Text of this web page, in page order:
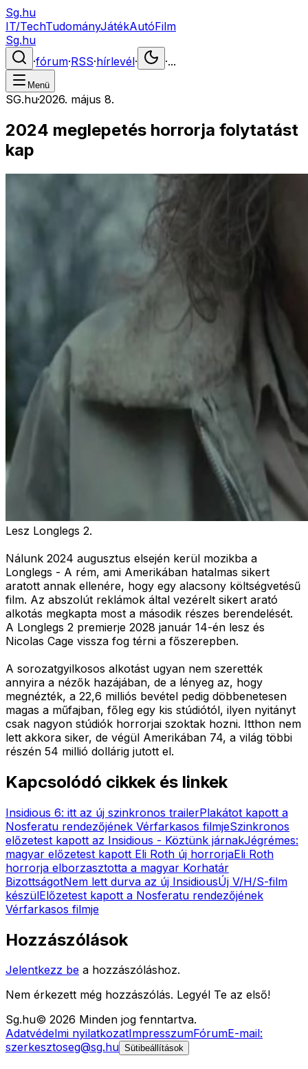
Sg.hu
IT/TechTudományJátékAutóFilm
Sg.hu
·fórum·RSS·hírlevél· ·...
Menü
SG.hu·2026. május 8.
2024 meglepetés horrorja folytatást
kap
Lesz Longlegs 2.
Nálunk 2024 augusztus elsején kerül mozikba a
Longlegs - A rém, ami Amerikában hatalmas sikert
aratott annak ellenére, hogy egy alacsony költségvetésű
film. Az abszolút reklámok által vezérelt sikert arató
alkotás megkapta most a második részes berendelését.
A Longlegs 2 premierje 2028 január 14-én lesz és
Nicolas Cage vissza fog térni a főszerepben.
A sorozatgyilkosos alkotást ugyan nem szerették
annyira a nézők hazájában, de a lényeg az, hogy
megnézték, a 22,6 milliós bevétel pedig döbbenetesen
magas a műfajban, főleg egy kis stúdiótól, ilyen nyitányt
csak nagyon stúdiók horrorjai szoktak hozni. Itthon nem
lett akkora siker, de végül Amerikában 74, a világ többi
részén 54 millió dollárig jutott el.
Kapcsolódó cikkek és linkek
Insidious 6: itt az új szinkronos trailerPlakátot kapott a
Nosferatu rendezőjének Vérfarkasos filmjeSzinkronos
előzetest kapott az Insidious - Köztünk járnakJégrémes:
magyar előzetest kapott Eli Roth új horrorjaEli Roth
horrorja elborzasztotta a magyar Korhatár
BizottságotNem lett durva az új InsidiousÚj V/H/S-film
készülElőzetest kapott a Nosferatu rendezőjének
Vérfarkasos filmje
Hozzászólások
Jelentkezz be a hozzászóláshoz.
Nem érkezett még hozzászólás. Legyél Te az első!
Sg.hu© 2026 Minden jog fenntartva.
Adatvédelmi nyilatkozatImpresszumFórumE-mail:
szerkesztoseg@sg.hu Sütibeállítások